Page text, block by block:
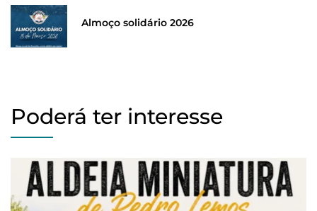
Almoço solidário 2026
Poderá ter interesse